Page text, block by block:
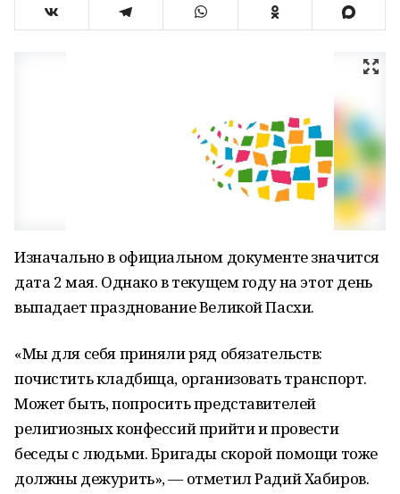
Изначально в официальном документе значится
дата 2 мая. Однако в текущем году на этот день
выпадает празднование Великой Пасхи.
«Мы для себя приняли ряд обязательств:
почистить кладбища, организовать транспорт.
Может быть, попросить представителей
религиозных конфессий прийти и провести
беседы с людьми. Бригады скорой помощи тоже
должны дежурить», — отметил Радий Хабиров.